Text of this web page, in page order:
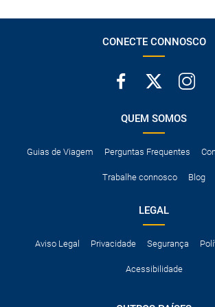
Acessórios opcionais como cadeiras de
CONECTE CONNOSCO
QUEM SOMOS
Guias de Viagem Perguntas Frequentes
Trabalhe connosco Blog
LEGAL
Aviso Legal Privacidade Segurança
Acessibilidade